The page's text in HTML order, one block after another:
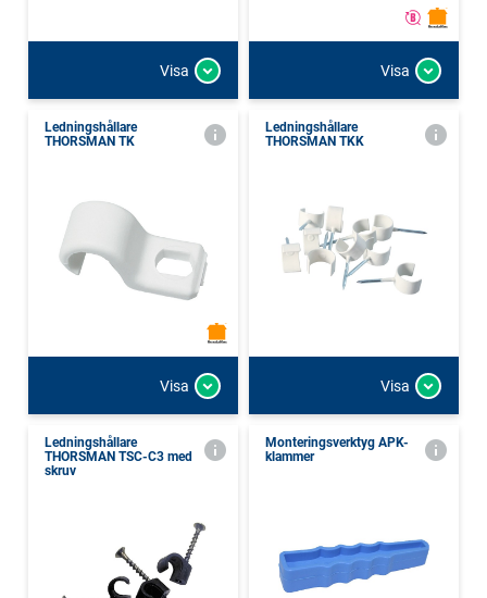
Visa Visa
Ledningshållare
THORSMAN TK
Visa
Ledningshållare
THORSMAN TKK
Visa
Ledningshållare
THORSMAN TSC-C3 med
skruv
Monteringsverktyg APK-
klammer